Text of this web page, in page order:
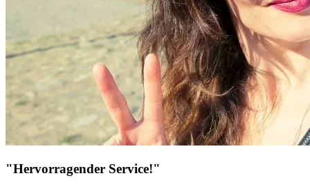
"Hervorragender Service!"